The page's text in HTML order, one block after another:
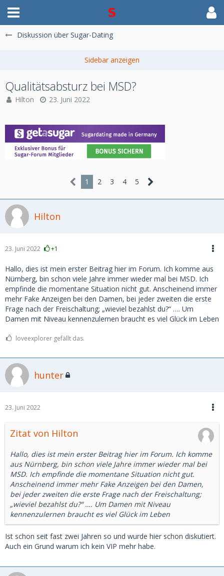
Diskussion über Sugar-Dating
Qualitätsabsturz bei MSD?
Hilton 23. Juni 2022
1 2 3 4 5
Hilton
23. Juni 2022 +1
Hallo, dies ist mein erster Beitrag hier im Forum. Ich komme aus
Nürnberg, bin schon viele Jahre immer wieder mal bei MSD. Ich
empfinde die momentane Situation nicht gut. Anscheinend immer
mehr Fake Anzeigen bei den Damen, bei jeder zweiten die erste
Frage nach der Freischaltung; „wieviel bezahlst du?“ …. Um
Damen mit Niveau kennenzulernen braucht es viel Glück im Leben
loveexplorer gefällt das.
hunter
23. Juni 2022
Zitat von Hilton
Hallo, dies ist mein erster Beitrag hier im Forum. Ich komme
aus Nürnberg, bin schon viele Jahre immer wieder mal bei
MSD. Ich empfinde die momentane Situation nicht gut.
Anscheinend immer mehr Fake Anzeigen bei den Damen,
bei jeder zweiten die erste Frage nach der Freischaltung;
„wieviel bezahlst du?“ …. Um Damen mit Niveau
kennenzulernen braucht es viel Glück im Leben
Ist schon seit fast zwei Jahren so und wurde hier schon diskutiert.
Auch ein Grund warum ich kein VIP mehr habe.